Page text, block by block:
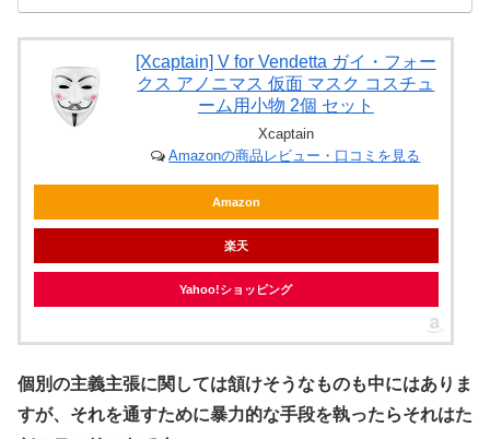
[Xcaptain] V for Vendetta ガイ・フォー
クス アノニマス 仮面 マスク コスチュ
ーム用小物 2個 セット
Xcaptain
Amazonの商品レビュー・口コミを見る
Amazon
楽天
Yahoo!ショッピング
個別の主義主張に関しては頷けそうなものも中にはありま
すが、それを通すために暴力的な手段を執ったらそれはた